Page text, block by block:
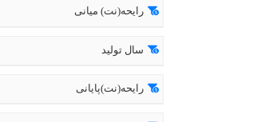
رایحه(نت) میانی
سال تولید
رایحه(نت)پایانی